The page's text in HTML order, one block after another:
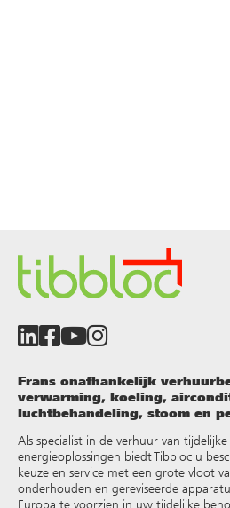
Frans onafhankelijk
verwarming, koeling,
luchtbehandeling, stoom en
Als specialist in de verhuur van
energieoplossingen biedt Tibbloc u
keuze en service met een grote vloot
onderhouden en gereviseerde
Europa te voorzien in uw tijdelijke